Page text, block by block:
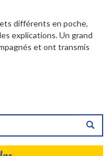
différents en poche,
explications. Un grand
et ont transmis